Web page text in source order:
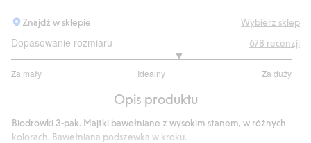
Znajdź w sklepie Wybierz sklep
Dopasowanie rozmiaru
Za mały Idealny Za duży
na
528
głosów
678 recenzji
Opis produktu
Biodrówki 3-pak. Majtki bawełniane z wysokim stanem, w różnych
kolorach. Bawełniana podszewka w kroku.